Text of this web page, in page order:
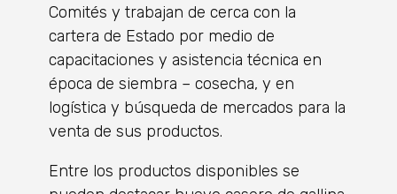
Comités y trabajan de cerca con la
cartera de Estado por medio de
capacitaciones y asistencia técnica en
época de siembra – cosecha, y en
logística y búsqueda de mercados para la
venta de sus productos.
Entre los productos disponibles se